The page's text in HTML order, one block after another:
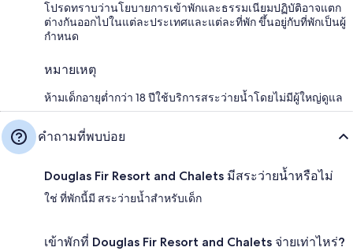
โปรดทราบว่านโยบายการเข้าพักและธรรมเนียมปฏิบัติอาจแตก
ต่างกันออกไปในแต่ละประเทศและแต่ละที่พัก ขึ้นอยู่กับที่พักเป็นผู้
กำหนด
หมายเหตุ
ห้ามเด็กอายุต่ำกว่า 18 ปีใช้บริการสระว่ายน้ำโดยไม่มีผู้ใหญ่ดูแล
คำถามที่พบบ่อย
Douglas Fir Resort and Chalets มีสระว่ายน้ำหรือไม่
ใช่ ที่พักนี้มี สระว่ายน้ำสำหรับเด็ก
เข้าพักที่ Douglas Fir Resort and Chalets จ่ายเท่าไหร่?